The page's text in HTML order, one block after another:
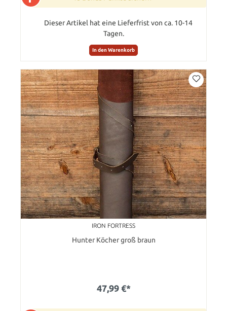
Dieser Artikel hat eine Lieferfrist von ca. 10-14
Tagen.
In den Warenkorb
IRON FORTRESS
Hunter Köcher groß braun
47,99 €*